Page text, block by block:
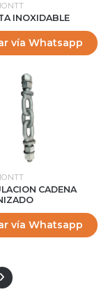
INOXIDABLE
vía Whatsapp
CADENA
vía Whatsapp